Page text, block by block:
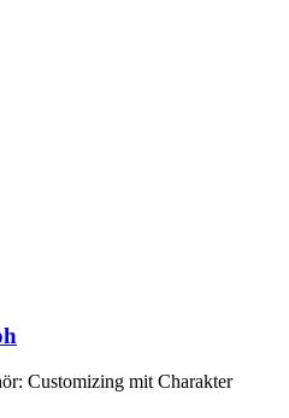
Customizing mit Charakter